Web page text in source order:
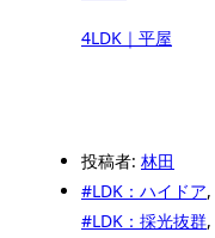
4LDK｜平屋
投稿者: 林田
#LDK：ハイドア,
#LDK：採光抜群,